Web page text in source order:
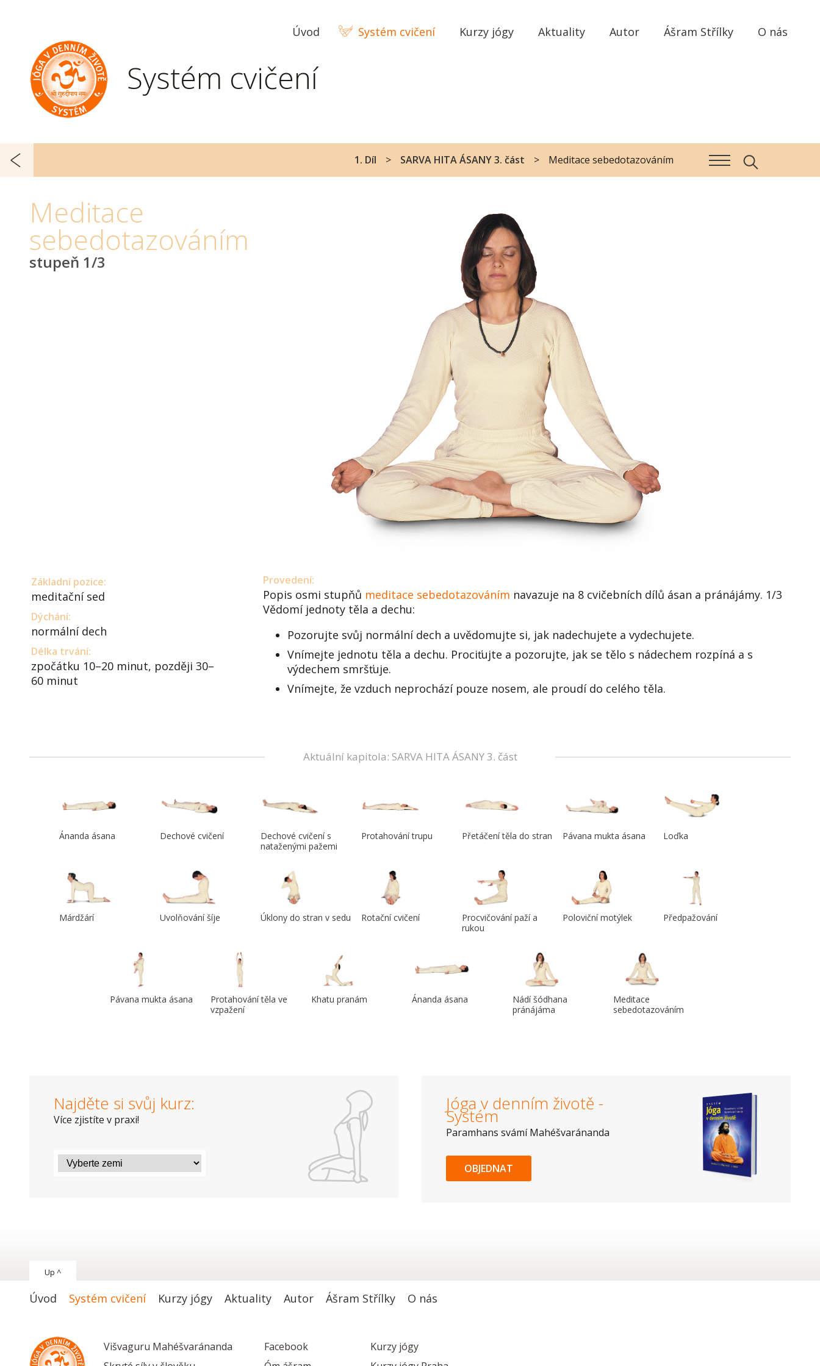
Systém cvičení
Úvod Systém cvičení Kurzy jógy Aktuality Autor Ášram Střílky O nás
1. Díl SARVA HITA ÁSANY 3. část Meditace sebedotazováním
Meditace
sebedotazováním
stupeň 1/3
Základní pozice:
meditační sed
Dýchání:
normální dech
Délka trvání:
zpočátku 10–20 minut, později 30–
60 minut
Provedení:
Popis osmi stupňů meditace sebedotazováním navazuje na 8 cvičebních dílů ásan a pránájámy. 1/3
Vědomí jednoty těla a dechu:
Pozorujte svůj normální dech a uvědomujte si, jak nadechujete a vydechujete.
Vnímejte jednotu těla a dechu. Prociťujte a pozorujte, jak se tělo s nádechem rozpíná a s
výdechem smršťuje.
Vnímejte, že vzduch neprochází pouze nosem, ale proudí do celého těla.
Aktuální kapitola: SARVA HITA ÁSANY 3. část
Ánanda ásana Dechové cvičení
Dechové cvičení s
nataženými pažemi
Protahování trupu Přetáčení těla do stran Pávana mukta ásana Loďka
Márdžárí Uvolňování šíje Úklony do stran v sedu Rotační cvičení
Procvičování paží a
rukou
Poloviční motýlek Předpažování
Pávana mukta ásana
Protahování těla ve
vzpažení
Khatu pranám Ánanda ásana
Nádí šódhana
pránájáma
Meditace
sebedotazováním
Najděte si svůj kurz:
Více zjistíte v praxi!
Jóga v denním životě -
Systém
Paramhans svámí Mahéšvaránanda
OBJEDNAT
Up ^
Úvod Systém cvičení Kurzy jógy Aktuality Autor Ášram Střílky O nás
Višvaguru Mahéšvaránanda Facebook
Kurzy jógy